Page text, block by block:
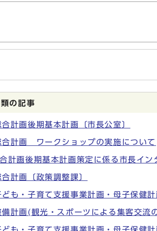
の記事
計画後期基本計画〔市長公室〕
合計画 ワークショップの実施について
計画後期基本計画策定に係る市長イン
計画〔政策調整課〕
も・子育て支援事業計画・母子保健計
計画(観光・スポーツによる集客交流